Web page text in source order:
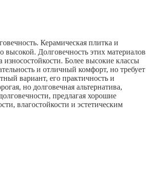
Керамическая плитка и
высокой. Долговечность этих материалов
Более высокие классы
и отличный комфорт, но требует
вариант, его практичность и
но долговечная альтернатива,
предлагая хорошие
влагостойкости и эстетическим